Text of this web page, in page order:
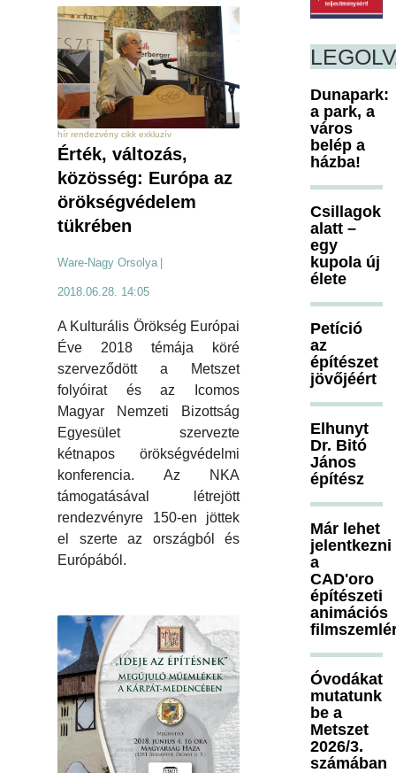
hír rendezvény cikk exkluzív
Érték, változás,
közösség: Európa az
örökségvédelem
tükrében
Ware-Nagy Orsolya |
2018.06.28. 14:05
A Kulturális Örökség Európai
Éve 2018 témája köré
szerveződött a Metszet
folyóirat és az Icomos
Magyar Nemzeti Bizottság
Egyesület szervezte
kétnapos örökségvédelmi
konferencia. Az NKA
támogatásával létrejött
rendezvényre 150-en jöttek
el szerte az országból és
Európából.
Dunapark:
a park, a
város
belép a
házba!
Csillagok
alatt –
egy
kupola új
élete
Petíció
az
építészet
jövőjéért
Elhunyt
Dr. Bitó
János
építész
Már lehet
jelentkezni
a
CAD'oro
építészeti
animációs
Óvodákat
mutatunk
be a
Metszet
2026/3.
számában